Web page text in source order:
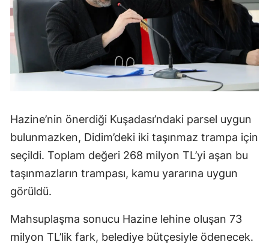
Hazine’nin önerdiği Kuşadası’ndaki parsel uygun
bulunmazken, Didim’deki iki taşınmaz trampa için
seçildi. Toplam değeri 268 milyon TL’yi aşan bu
taşınmazların trampası, kamu yararına uygun
görüldü.
Mahsuplaşma sonucu Hazine lehine oluşan 73
milyon TL’lik fark, belediye bütçesiyle ödenecek.